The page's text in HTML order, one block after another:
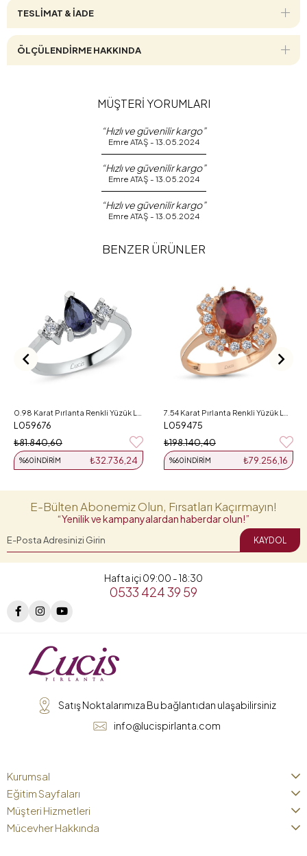
TESLİMAT & İADE
ÖLÇÜLENDİRME HAKKINDA
MÜŞTERİ YORUMLARI
“Hızlı ve güvenilir kargo”
Emre ATAŞ - 13.05.2024
“Hızlı ve güvenilir kargo”
Emre ATAŞ - 13.05.2024
“Hızlı ve güvenilir kargo”
Emre ATAŞ - 13.05.2024
BENZER ÜRÜNLER
L059676
₺32.736,24
%60İNDIRIM
₺81.840,60
L059475
₺79.256,16
%60İNDIRIM
₺198.140,40
E-Bülten Abonemiz Olun, Fırsatları Kaçırmayın!
“Yenilik ve kampanyalardan haberdar olun!”
KAYDOL
Hafta içi 09:00 - 18:30
0533 424 39 59
Satış Noktalarımıza Bu bağlantıdan ulaşabilirsiniz
info@lucispirlanta.com
Kurumsal
Eğitim Sayfaları
Müşteri Hizmetleri
Mücevher Hakkında